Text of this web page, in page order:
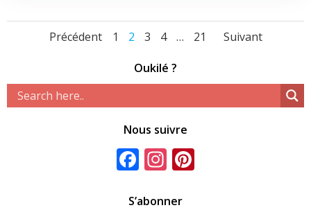
Navigation
des
articles
Précédent
Navigation
des
articles
Page
1 Page
2 Page
3 Page
4 … Page
21
des
Suivant
Oukilé ?
Nous suivre
Facebook
Instagram
S’abonner